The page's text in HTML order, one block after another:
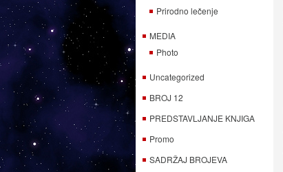
Prirodno lečenje
MEDIA
Photo
Uncategorized
BROJ 12
PREDSTAVLJANJE KNJIGA
Promo
SADRŽAJ BROJEVA